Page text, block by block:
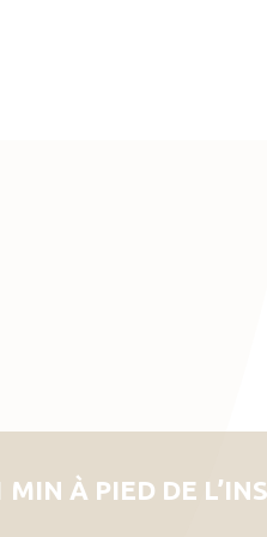
À PIED DE